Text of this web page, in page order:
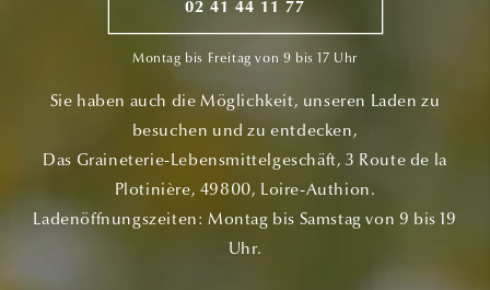
02 41 44 11 77
Montag bis Freitag von 9 bis 17 Uhr
Sie haben auch die Möglichkeit, unseren Laden zu
besuchen und zu entdecken,
Das Graineterie-Lebensmittelgeschäft, 3 Route de la
Plotinière, 49800, Loire-Authion.
Ladenöffnungszeiten: Montag bis Samstag von 9 bis 19
Uhr.